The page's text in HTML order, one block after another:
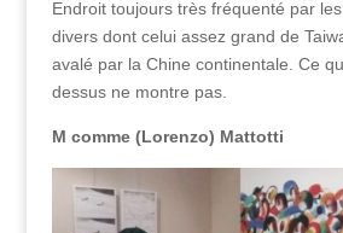
Endroit toujours très fréquenté par
divers dont celui assez grand de
avalé par la Chine continentale. Ce
dessus ne montre pas.
M comme (Lorenzo) Mattotti